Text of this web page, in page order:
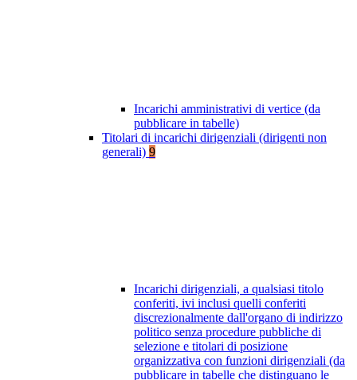
Incarichi amministrativi di vertice (da
pubblicare in tabelle)
Titolari di incarichi dirigenziali (dirigenti non
generali) 9
Incarichi dirigenziali, a qualsiasi titolo
conferiti, ivi inclusi quelli conferiti
discrezionalmente dall'organo di indirizzo
politico senza procedure pubbliche di
selezione e titolari di posizione
organizzativa con funzioni dirigenziali (da
pubblicare in tabelle che distinguano le